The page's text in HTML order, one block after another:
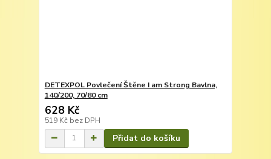
DETEXPOL Povlečení Štěne I am Strong Bavlna,
140/200, 70/80 cm
628 Kč
519 Kč bez DPH
Přidat do košíku